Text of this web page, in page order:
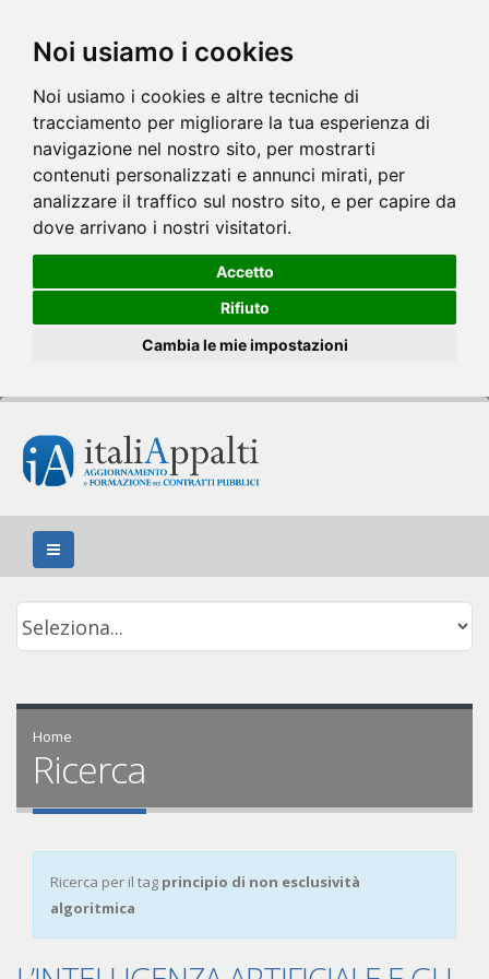
Noi usiamo i cookies
Noi usiamo i cookies e altre tecniche di
tracciamento per migliorare la tua esperienza di
navigazione nel nostro sito, per mostrarti
contenuti personalizzati e annunci mirati, per
analizzare il traffico sul nostro sito, e per capire da
dove arrivano i nostri visitatori.
Accetto
Rifiuto
Cambia le mie impostazioni
Home
Ricerca
Ricerca per il tag principio di non esclusività
algoritmica